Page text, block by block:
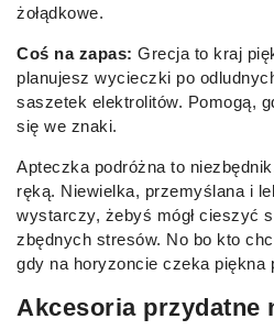
żołądkowe.
Coś na zapas: Grecja to kraj
planujesz wycieczki po
saszetek elektrolitów. Pomogą,
się we znaki.
Apteczka podróżna to
ręką. Niewielka, przemyślana i
wystarczy, żebyś mógł cieszyć
zbędnych stresów. No bo kto
gdy na horyzoncie czeka piękna
Akcesoria przydatne